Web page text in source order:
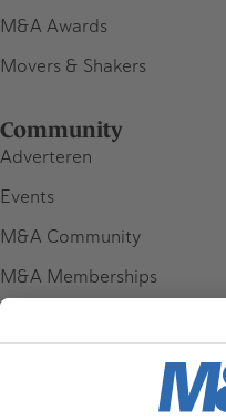
M&A Awards
Movers & Shakers
Community
Adverteren
Events
M&A Community
M&A Memberships